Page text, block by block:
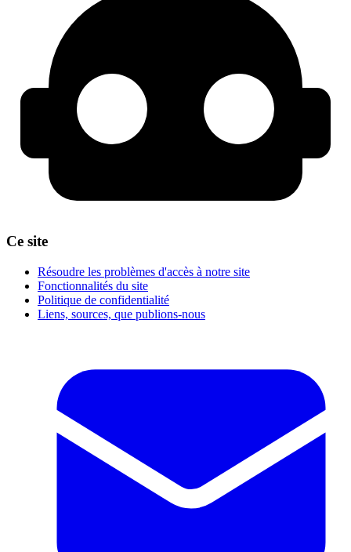
Ce site
Résoudre les problèmes d'accès à notre site
Fonctionnalités du site
Politique de confidentialité
Liens, sources, que publions-nous